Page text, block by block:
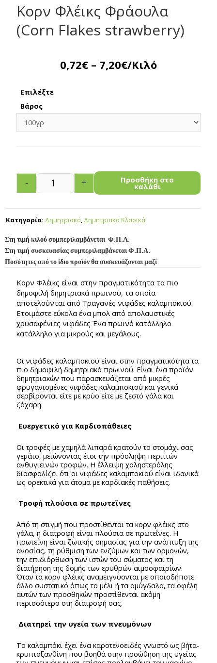
Κορν Φλέικς Φράουλα
(Corn Flakes strawberry)
0,72€ – 7,20€/Κιλό
Επιλέξτε
Βάρος
- + Προσθήκη στο
καλάθι
Κατηγορία: Δημητριακά, Δημητριακά Κλασικά
Στη τιμή κιλού συμπεριλαμβάνεται Φ.Π.Α.
Στη τιμή συσκευασίας συμπεριλαμβάνεται Φ.Π.Α.
Ποσότητες από το ίδιο προϊόν θα συσκευάζονται μαζί
Κορν Φλέικς είναι στην πραγματικότητα τα πιο
δημοφιλή δημητριακά πρωινού, τα οποία
αποτελούνται από Τραγανές νιφάδες καλαμποκιού.
Ετοιμάστε εύκολα ένα μπολ από απολαυστικές
χρυσαφένιες νιφάδες Ένα πρωινό κατάλληλο
κατάλληλο για μικρούς και μεγάλους.
Οι νιφάδες καλαμποκιού είναι στην πραγματικότητα τα
πιο δημοφιλή δημητριακά πρωινού. Είναι ένα προϊόν
δημητριακών που παρασκευάζεται από μικρές
φρυγανισμένες νιφάδες καλαμποκιού και γενικά
σερβίρονται είτε με κρύο είτε με ζεστό γάλα και
ζάχαρη.
Ευεργετικό για Καρδιοπάθειες
Οι τροφές με χαμηλά λιπαρά κρατούν το στομάχι σας
γεμάτο, μειώνοντας έτσι την πρόσληψη περιττών
ανθυγιεινών τροφών. Η έλλειψη χοληστερόλης
διασφαλίζει ότι οι νιφάδες καλαμποκιού είναι ιδανικά
ως ορεκτικά για άτομα με καρδιακές παθήσεις.
Τροφή πλούσια σε πρωτεΐνες
Από τη στιγμή που προστίθενται τα κορν φλέικς στο
γάλα, η διατροφή είναι πλούσια σε πρωτεΐνες. Η
πρωτεΐνη είναι ζωτικής σημασίας για την ανάπτυξη της
ανοσίας, τη ρύθμιση των ενζύμων και των ορμονών,
την επιδιόρθωση των ιστών του σώματος και τη
διατήρηση της δομής των ερυθρών αιμοσφαιρίων.
Όταν τα κορν φλέικς αναμειγνύονται με οποιοδήποτε
άλλο συστατικό όπως το μέλι ή τα αμύγδαλα, τα οφέλη
αυτών των προσθηκών προστίθενται ακόμη
περισσότερο στη διατροφή σας.
Διατηρεί την υγεία των πνευμόνων
Το καλαμπόκι έχει ένα καροτενοειδές γνωστό ως βήτα-
κρυπτοξανθίνη που βοηθά στην προώθηση της υγείας